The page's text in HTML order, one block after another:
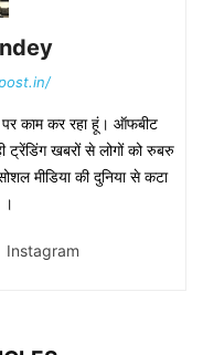
काम कर रहा हूं। ऑफबीट
ट्रेंडिंग खबरों से लोगों को रुबरु
मीडिया की दुनिया से कटा
Instagram